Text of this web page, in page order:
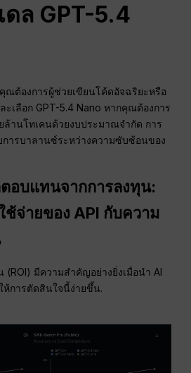
ดล GPT-5.4
ณต้องการผู้ช่วยเขียนโค้ดอัจฉริยะหรือ
ะเลือก GPT-5.4 Nano หากคุณต้องการ
านโทเคนด้วยงบประมาณจำกัด การ
ารบาลานซ์ระหว่างความซับซ้อนของ
อบแทนจากการลงทุน:
จ่ายของ API กับความ
มีความสำคัญอย่างยิ่งเมื่อนำ AI
ห้การตัดสินใจนี้ง่ายขึ้น.